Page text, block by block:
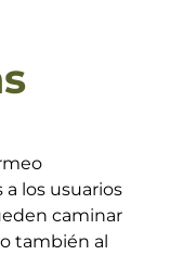
los usuarios
caminar
también al